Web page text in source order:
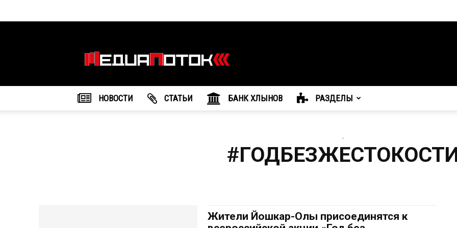
агентство
"МедиаПоток"
НОВОСТИ CТАТЬИ БАНК ХЛЫНОВ РАЗДЕЛЫ
-
Жители Йошкар-Олы присоединятся к